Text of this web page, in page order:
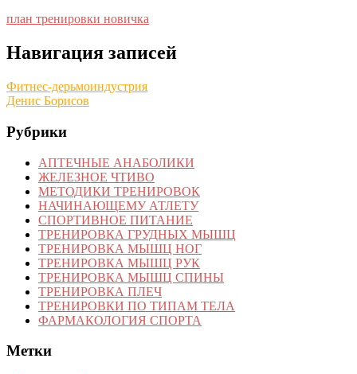
план тренировки новичка
Навигация записей
Фитнес-дерьмоиндустрия
Денис Борисов
Рубрики
АПТЕЧНЫЕ АНАБОЛИКИ
ЖЕЛЕЗНОЕ ЧТИВО
МЕТОДИКИ ТРЕНИРОВОК
НАЧИНАЮЩЕМУ АТЛЕТУ
СПОРТИВНОЕ ПИТАНИЕ
ТРЕНИРОВКА ГРУДНЫХ МЫШЦ
ТРЕНИРОВКА МЫШЦ НОГ
ТРЕНИРОВКА МЫШЦ РУК
ТРЕНИРОВКА МЫШЦ СПИНЫ
ТРЕНИРОВКА ПЛЕЧ
ТРЕНИРОВКИ ПО ТИПАМ ТЕЛА
ФАРМАКОЛОГИЯ СПОРТА
Метки